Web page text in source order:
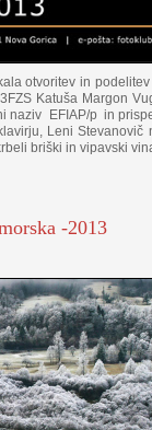
otvoritev in
Katuša Margon
naziv EFIAP/p in
Leni
briški in vipavski
-2013